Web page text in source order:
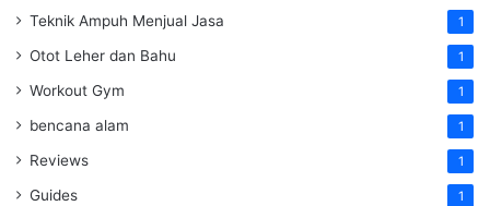
Teknik Ampuh Menjual Jasa 1
Otot Leher dan Bahu 1
Workout Gym 1
bencana alam 1
Reviews 1
Guides 1